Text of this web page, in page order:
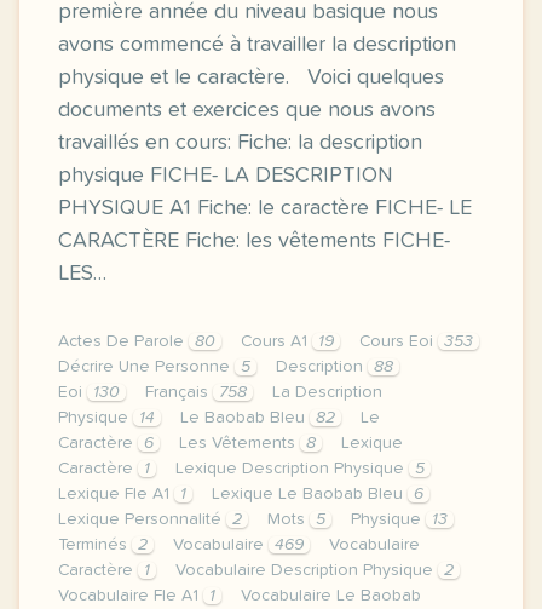
première année du niveau basique nous
avons commencé à travailler la description
physique et le caractère. Voici quelques
documents et exercices que nous avons
travaillés en cours: Fiche: la description
physique FICHE- LA DESCRIPTION
PHYSIQUE A1 Fiche: le caractère FICHE- LE
CARACTÈRE Fiche: les vêtements FICHE-
LES…
Actes De Parole 80 Cours A1 19 Cours Eoi
353
Décrire Une Personne
5 Description
88
Eoi
130 Français 758
La Description
Physique
14 Le Baobab Bleu 82
Le
Caractère
6 Les Vêtements 8
Lexique
Caractère
1 Lexique Description Physique
5
Lexique Fle A1
1 Lexique Le Baobab Bleu
6
Lexique Personnalité
2 Mots 5 Physique
13
Terminés
2 Vocabulaire 469
Vocabulaire
Caractère
1 Vocabulaire Description Physique
2
Vocabulaire Fle A1
1
Vocabulaire Le Baobab